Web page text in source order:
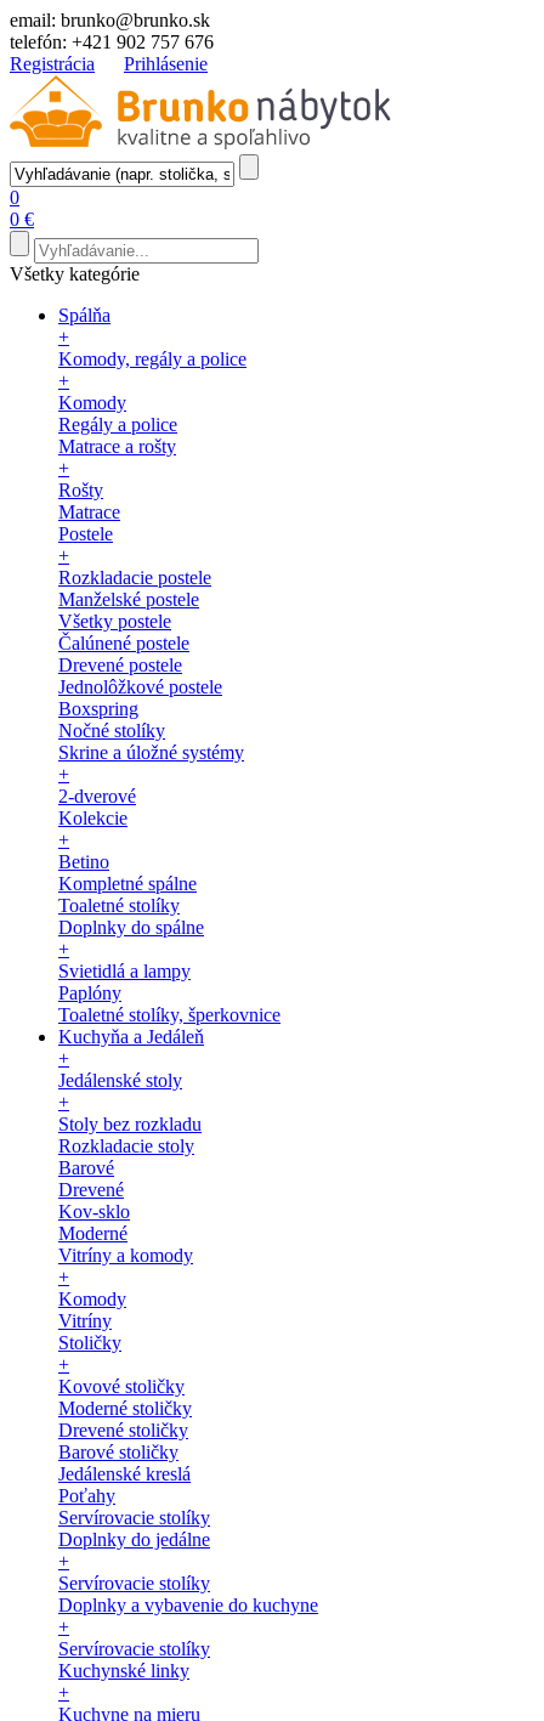
email: brunko@brunko.sk
telefón: +421 902 757 676
Registrácia
Prihlásenie
0
0 €
Všetky kategórie
Spálňa
+
Komody, regály a police
+
Komody
Regály a police
Matrace a rošty
+
Rošty
Matrace
Postele
+
Rozkladacie postele
Manželské postele
Všetky postele
Čalúnené postele
Drevené postele
Jednolôžkové postele
Boxspring
Nočné stolíky
Skrine a úložné systémy
+
2-dverové
Kolekcie
+
Betino
Kompletné spálne
Toaletné stolíky
Doplnky do spálne
+
Svietidlá a lampy
Paplóny
Toaletné stolíky, šperkovnice
Kuchyňa a Jedáleň
+
Jedálenské stoly
+
Stoly bez rozkladu
Rozkladacie stoly
Barové
Drevené
Kov-sklo
Moderné
Vitríny a komody
+
Komody
Vitríny
Stoličky
+
Kovové stoličky
Moderné stoličky
Drevené stoličky
Barové stoličky
Jedálenské kreslá
Poťahy
Servírovacie stolíky
Doplnky do jedálne
+
Servírovacie stolíky
Doplnky a vybavenie do kuchyne
+
Servírovacie stolíky
Kuchynské linky
+
Kuchyne na mieru